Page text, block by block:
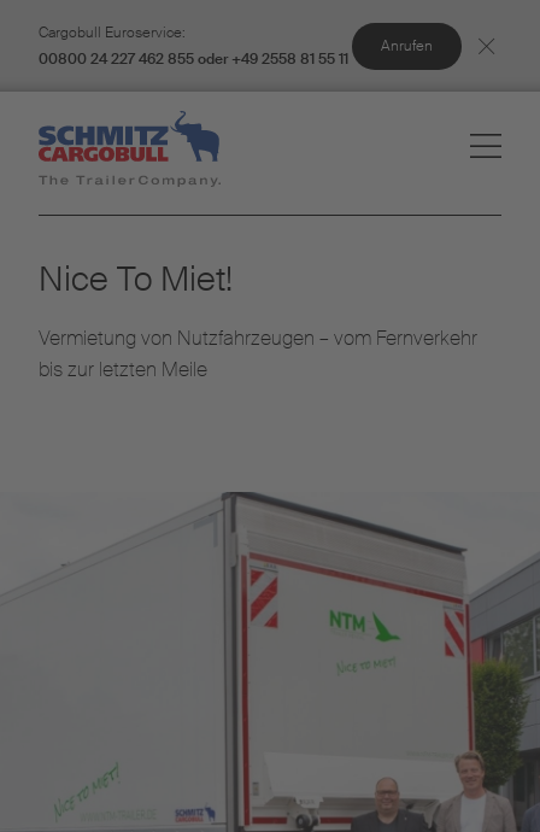
Cargobull Euroservice:
00800 24 227 462 855 oder +49 2558 81 55 11
Anrufen
Nice To Miet!
Vermietung von Nutzfahrzeugen – vom Fernverkehr
bis zur letzten Meile